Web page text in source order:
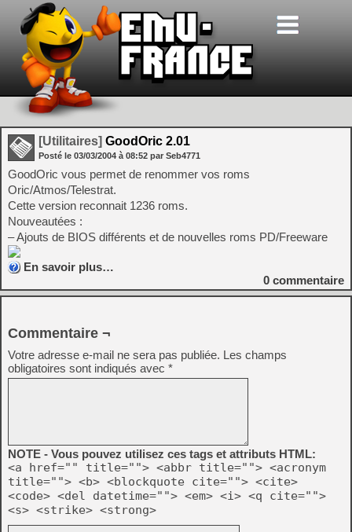
[Utilitaires] GoodOric 2.01
Posté le 03/03/2004 à 08:52 par Seb4771
GoodOric vous permet de renommer vos roms
Oric/Atmos/Telestrat.
Cette version reconnait 1236 roms.
Nouveautées :
– Ajouts de BIOS différents et de nouvelles roms PD/Freeware
En savoir plus…
0 commentaire
Commentaire ¬
Votre adresse e-mail ne sera pas publiée. Les champs
obligatoires sont indiqués avec *
NOTE - Vous pouvez utilisez ces tags et attributs HTML:
<a href="" title=""> <abbr title=""> <acronym
title=""> <b> <blockquote cite=""> <cite>
<code> <del datetime=""> <em> <i> <q cite="">
<s> <strike> <strong>